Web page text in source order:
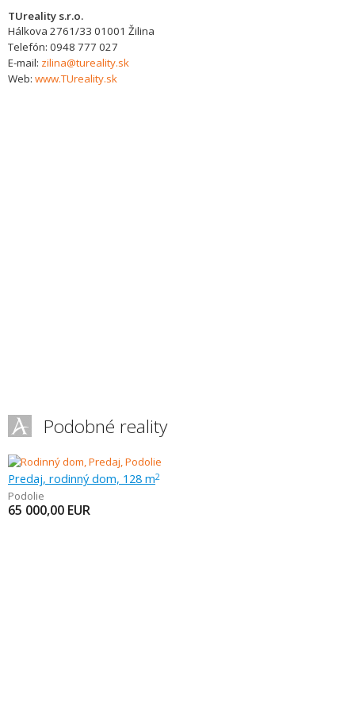
TUreality s.r.o.
Hálkova 2761/33 01001 Žilina
Telefón: 0948 777 027
E-mail: zilina@tureality.sk
Web: www.TUreality.sk
Podobné reality
Predaj, rodinný dom, 128 m2
Podolie
65 000,00 EUR